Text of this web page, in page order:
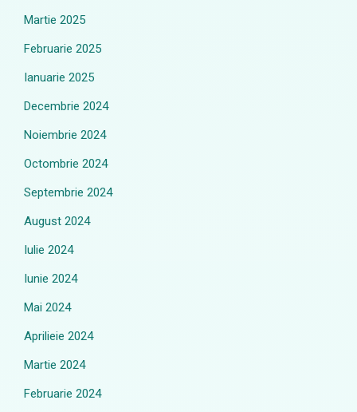
Martie 2025
Februarie 2025
Ianuarie 2025
Decembrie 2024
Noiembrie 2024
Octombrie 2024
Septembrie 2024
August 2024
Iulie 2024
Iunie 2024
Mai 2024
Aprilieie 2024
Martie 2024
Februarie 2024